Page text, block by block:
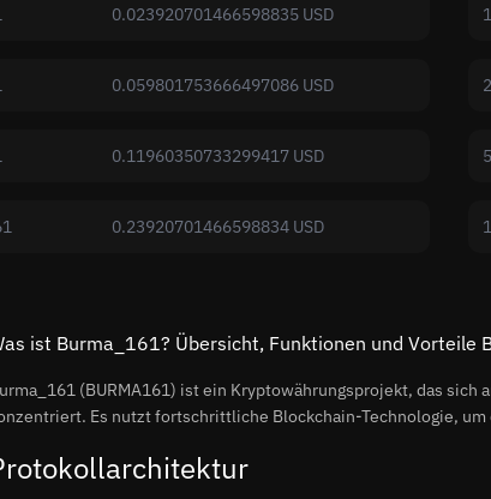
0.023920701466598835 USD
0.059801753666497086 USD
0.11960350733299417 USD
0.23920701466598834 USD
ist Burma_161? Übersicht, Funktionen und Vorteile
(BURMA161) ist ein Kryptowährungsprojekt, das
Es nutzt fortschrittliche Blockchain-Technologie,